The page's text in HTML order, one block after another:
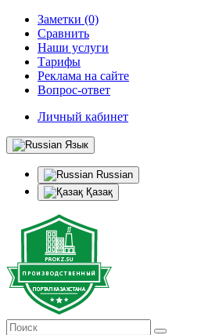
Заметки (0)
Сравнить
Наши услуги
Тарифы
Реклама на сайте
Вопрос-ответ
Личный кабинет
Язык
Russian
Қазақ